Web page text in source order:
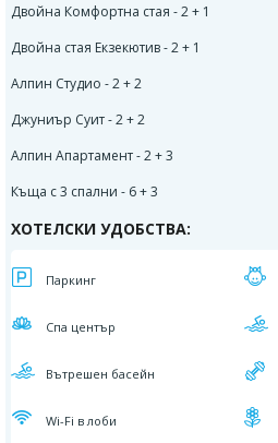
Двойна Комфортна стая - 2 + 1
Двойна стая Екзекютив - 2 + 1
Алпин Студио - 2 + 2
Джуниър Суит- 2 + 2
Алпин Апартамент- 2 + 3
Къща с 3 спални - 6 + 3
ХОТЕЛСКИ УДОБСТВА:
Паркинг
Спа център
Вътрешен басейн
Wi-Fi в лоби